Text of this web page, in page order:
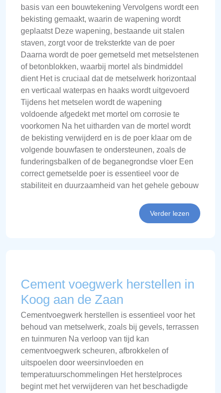
basis van een bouwtekening Vervolgens wordt een
bekisting gemaakt, waarin de wapening wordt
geplaatst Deze wapening, bestaande uit stalen
staven, zorgt voor de treksterkte van de poer
Daarna wordt de poer gemetseld met metselstenen
of betonblokken, waarbij mortel als bindmiddel
dient Het is cruciaal dat de metselwerk horizontaal
en verticaal waterpas en haaks wordt uitgevoerd
Tijdens het metselen wordt de wapening
voldoende afgedekt met mortel om corrosie te
voorkomen Na het uitharden van de mortel wordt
de bekisting verwijderd en is de poer klaar om de
volgende bouwfasen te ondersteunen, zoals de
funderingsbalken of de beganegrondse vloer Een
correct gemetselde poer is essentieel voor de
stabiliteit en duurzaamheid van het gehele gebouw
Verder lezen
Cement voegwerk herstellen in
Koog aan de Zaan
Cementvoegwerk herstellen is essentieel voor het
behoud van metselwerk, zoals bij gevels, terrassen
en tuinmuren Na verloop van tijd kan
cementvoegwerk scheuren, afbrokkelen of
uitspoelen door weersinvloeden en
temperatuurschommelingen Het herstelproces
begint met het verwijderen van het beschadigde